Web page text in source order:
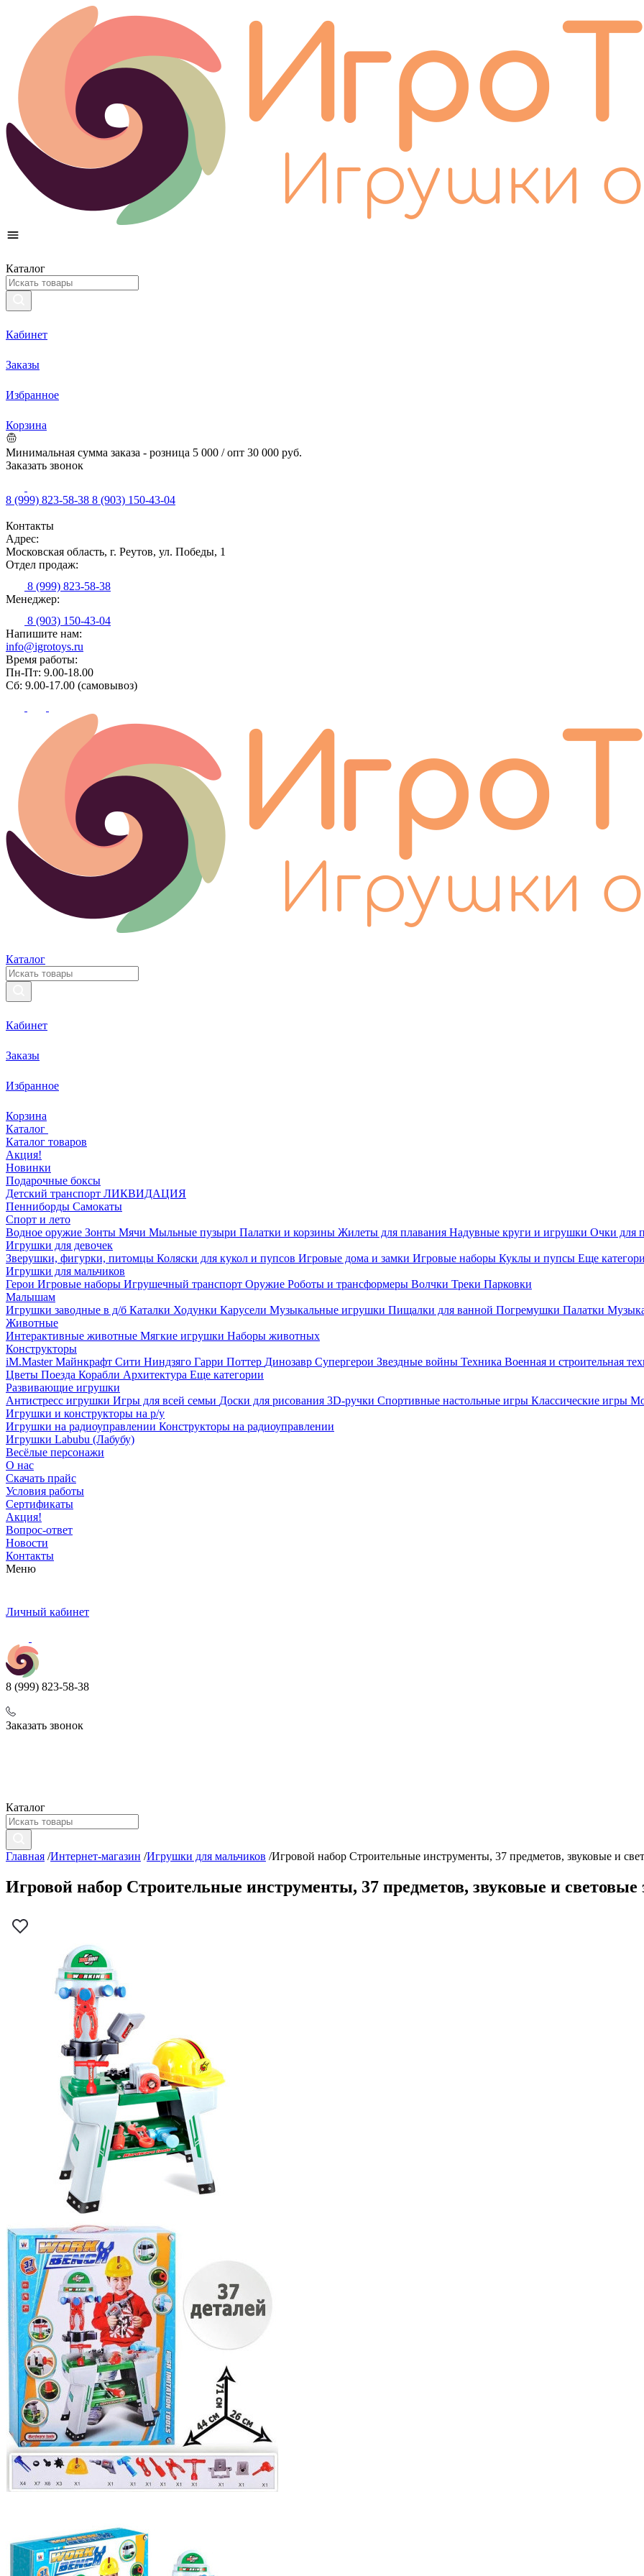
Каталог
Кабинет
Заказы
Избранное
Корзина
Минимальная сумма заказа - розница 5 000 / опт 30 000 руб.
Заказать звонок
8 (999) 823-58-38 8 (903) 150-43-04
Контакты
Адрес:
Московская область, г. Реутов, ул. Победы, 1
Отдел продаж:
8 (999) 823-58-38
Менеджер:
8 (903) 150-43-04
Напишите нам:
info@igrotoys.ru
Время работы:
Пн-Пт: 9.00-18.00
Сб: 9.00-17.00 (самовывоз)
Каталог
Кабинет
Заказы
Избранное
Корзина
Каталог
Каталог товаров
Акция!
Новинки
Подарочные боксы
Детский транспорт ЛИКВИДАЦИЯ
Пенниборды Самокаты
Спорт и лето
Водное оружие Зонты Мячи Мыльные пузыри Палатки и корзины Жилеты для плавания Надувные круги и игрушки Очки для
Игрушки для девочек
Зверушки, фигурки, питомцы Коляски для кукол и пупсов Игровые дома и замки Игровые наборы Куклы и пупсы Еще
Игрушки для мальчиков
Герои Игровые наборы Игрушечный транспорт Оружие Роботы и трансформеры Волчки Треки Парковки
Малышам
Игрушки заводные в д/б Каталки Ходунки Карусели Музыкальные игрушки Пищалки для ванной Погремушки Палатки
Животные
Интерактивные животные Мягкие игрушки Наборы животных
Конструкторы
iM.Master Майнкрафт Сити Ниндзяго Гарри Поттер Динозавр Супергерои Звездные войны Техника Военная и строительная
Цветы Поезда Корабли Архитектура Еще категории
Развивающие игрушки
Антистресс игрушки Игры для всей семьи Доски для рисования 3D-ручки Спортивные настольные игры Классические игры
Игрушки и конструкторы на р/у
Игрушки на радиоуправлении Конструкторы на радиоуправлении
Игрушки Labubu (Лабубу)
Весёлые персонажи
О нас
Скачать прайс
Условия работы
Сертификаты
Акция!
Вопрос-ответ
Новости
Контакты
Меню
Личный кабинет
8 (999) 823-58-38
Заказать звонок
Каталог
Главная /Интернет-магазин /Игрушки для мальчиков /Игровой набор Строительные инструменты, 37 предметов, звуковые и
Игровой набор Строительные инструменты, 37 предметов, звуковые и